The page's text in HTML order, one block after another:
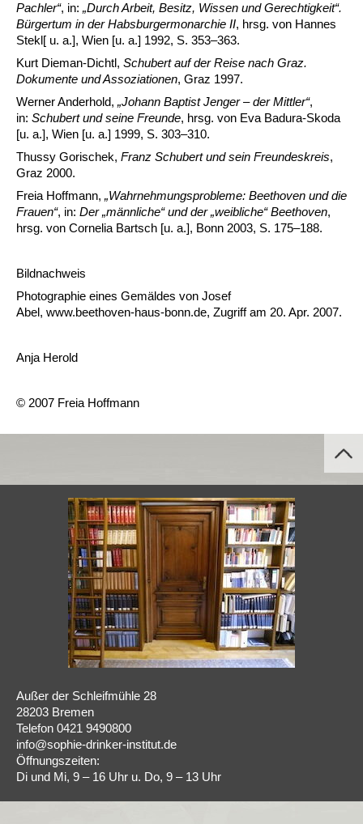
Pachler“, in: „Durch Arbeit, Besitz, Wissen und Gerechtigkeit“.
Bürgertum in der Habsburgermonarchie II, hrsg. von Hannes
Stekl[ u. a.], Wien [u. a.] 1992, S. 353–363.
Kurt Dieman-Dichtl, Schubert auf der Reise nach Graz.
Dokumente und Assoziationen, Graz 1997.
Werner Anderhold, „Johann Baptist Jenger – der Mittler“,
in: Schubert und seine Freunde, hrsg. von Eva Badura-Skoda
[u. a.], Wien [u. a.] 1999, S. 303–310.
Thussy Gorischek, Franz Schubert und sein Freundeskreis,
Graz 2000.
Freia Hoffmann, „Wahrnehmungsprobleme: Beethoven und die
Frauen“, in: Der „männliche“ und der „weibliche“ Beethoven,
hrsg. von Cornelia Bartsch [u. a.], Bonn 2003, S. 175–188.
Bildnachweis
Photographie eines Gemäldes von Josef
Abel, www.beethoven-haus-bonn.de, Zugriff am 20. Apr. 2007.
Anja Herold
© 2007 Freia Hoffmann
Außer der Schleifmühle 28
28203 Bremen
Telefon 0421 9490800
info@sophie-drinker-institut.de
Öffnungszeiten:
Di und Mi, 9 – 16 Uhr u. Do, 9 – 13 Uhr